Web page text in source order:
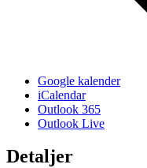
Google kalender
iCalendar
Outlook 365
Outlook Live
Detaljer